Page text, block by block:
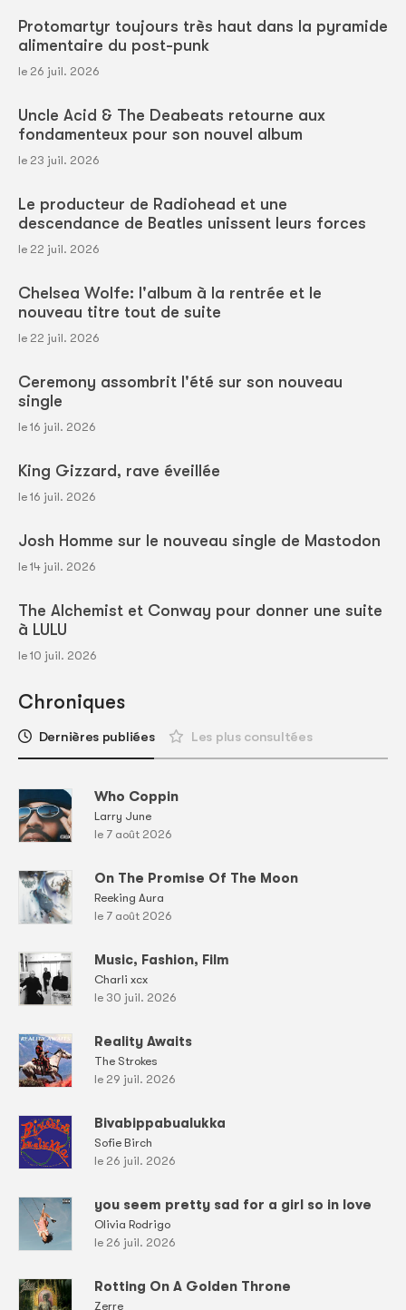
Protomartyr toujours très haut dans la pyramide
alimentaire du post-punk
le 26 juil. 2026
Uncle Acid & The Deabeats retourne aux
fondamenteux pour son nouvel album
le 23 juil. 2026
Le producteur de Radiohead et une
descendance de Beatles unissent leurs forces
le 22 juil. 2026
Chelsea Wolfe: l'album à la rentrée et le
nouveau titre tout de suite
le 22 juil. 2026
Ceremony assombrit l'été sur son nouveau
single
le 16 juil. 2026
King Gizzard, rave éveillée
le 16 juil. 2026
Josh Homme sur le nouveau single de Mastodon
le 14 juil. 2026
The Alchemist et Conway pour donner une suite
à LULU
le 10 juil. 2026
Chroniques
Dernières publiées Les plus consultées
Who Coppin
Larry June
le 7 août 2026
On The Promise Of The Moon
Reeking Aura
le 7 août 2026
Music, Fashion, Film
Charli xcx
le 30 juil. 2026
Reality Awaits
The Strokes
le 29 juil. 2026
Bivabippabualukka
Sofie Birch
le 26 juil. 2026
you seem pretty sad for a girl so in love
Olivia Rodrigo
le 26 juil. 2026
Rotting On A Golden Throne
Zerre